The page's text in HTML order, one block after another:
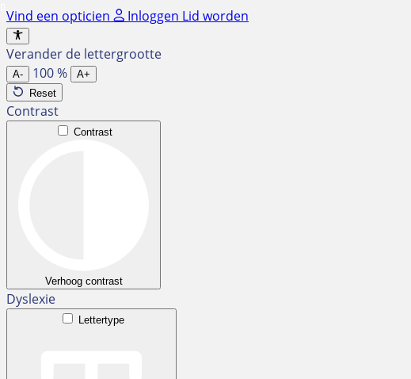
Ga
naar
de
inhoud
Vind een opticien Inloggen Lid worden
Verander de lettergrootte
A- 100%
A+
Reset
Contrast
Contrast
Verhoog contrast
Dyslexie
Lettertype